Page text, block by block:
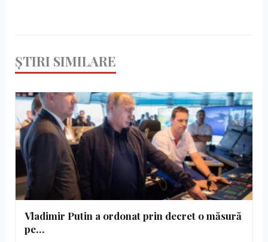
ȘTIRI SIMILARE
Vladimir Putin a ordonat prin decret o măsură
pe…